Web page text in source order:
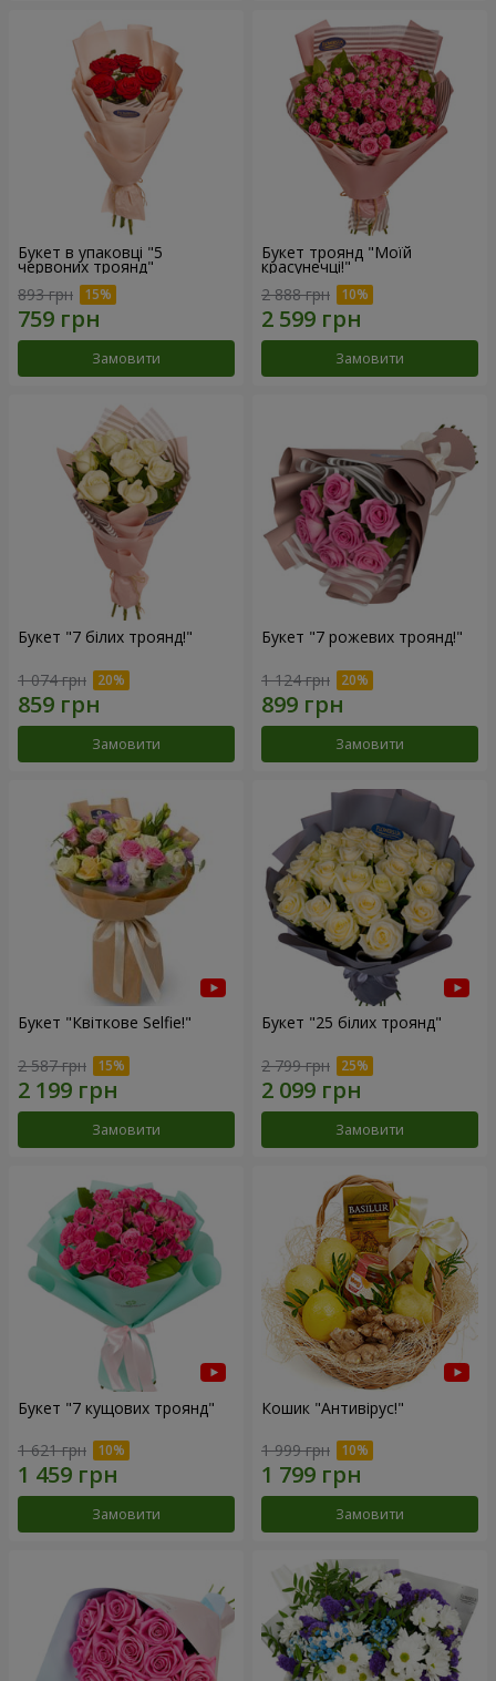
Букет в упаковці "5
червоних троянд"
893 грн
Замовити
Букет троянд "Моїй
красунечці!"
2 888 грн
Замовити
Букет "7 білих троянд!"
1 074 грн
Замовити
Букет "7 рожевих троянд!"
1 124 грн
Замовити
Букет "Квіткове Selfie!"
2 587 грн
Замовити
Букет "25 білих троянд"
2 799 грн
Замовити
Букет "7 кущових троянд"
1 621 грн
Замовити
Кошик "Антивірус!"
1 999 грн
Замовити